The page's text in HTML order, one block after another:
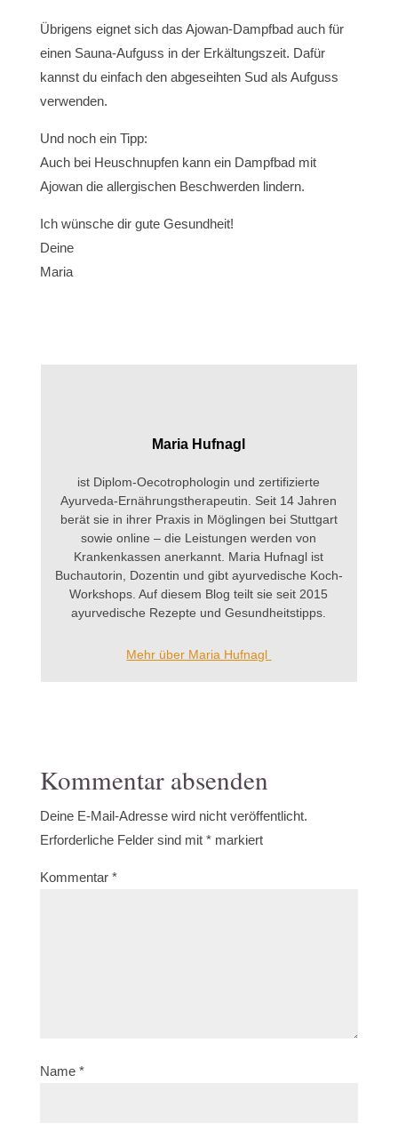
Übrigens eignet sich das Ajowan-Dampfbad auch für
einen Sauna-Aufguss in der Erkältungszeit. Dafür
kannst du einfach den abgeseihten Sud als Aufguss
verwenden.
Und noch ein Tipp:
Auch bei Heuschnupfen kann ein Dampfbad mit
Ajowan die allergischen Beschwerden lindern.
Ich wünsche dir gute Gesundheit!
Deine
Maria
Maria Hufnagl
ist Diplom-Oecotrophologin und zertifizierte
Ayurveda-Ernährungstherapeutin. Seit 14 Jahren
berät sie in ihrer Praxis in Möglingen bei Stuttgart
sowie online – die Leistungen werden von
Krankenkassen anerkannt. Maria Hufnagl ist
Buchautorin, Dozentin und gibt ayurvedische Koch-
Workshops. Auf diesem Blog teilt sie seit 2015
ayurvedische Rezepte und Gesundheitstipps.
Mehr über Maria Hufnagl
Kommentar absenden
Deine E-Mail-Adresse wird nicht veröffentlicht.
Erforderliche Felder sind mit *markiert
Kommentar *
Name *